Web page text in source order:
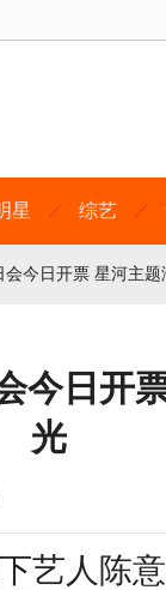
星 综艺
会今日开票 星河主
今日开
光
艺人陈